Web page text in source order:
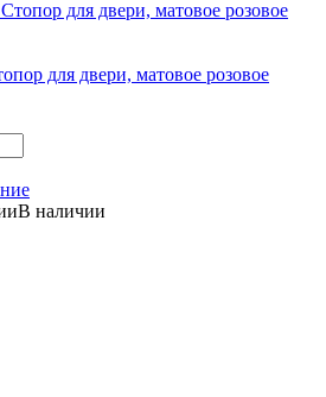
для двери, матовое розовое
В наличии